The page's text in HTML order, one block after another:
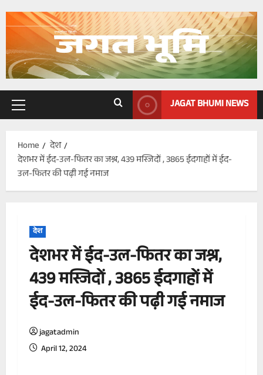
Primary
JAGAT BHUMI NEWS
Home
देश
देशभर में ईद-उल-फितर का जश्न, 439 मस्जिदों , 3865 ईदगाहों में ईद-
उल-फितर की पढ़ी गई नमाज
देश
देशभर में ईद-उल-फितर का जश्न,
439 मस्जिदों , 3865 ईदगाहों में
ईद-उल-फितर की पढ़ी गई नमाज
jagatadmin
April 12, 2024